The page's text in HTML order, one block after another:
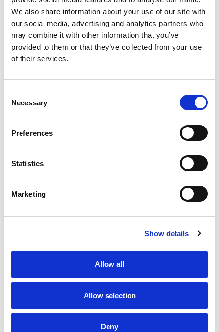
We also share information about your use of our site with
our social media, advertising and analytics partners who
may combine it with other information that you’ve
provided to them or that they’ve collected from your use
of their services.
Selection
Necessary
Preferences
Statistics
Marketing
Show details
Allow all
Allow selection
Deny
€175,00
Πώς να χρησιμοποιήσετε το
καλούπι